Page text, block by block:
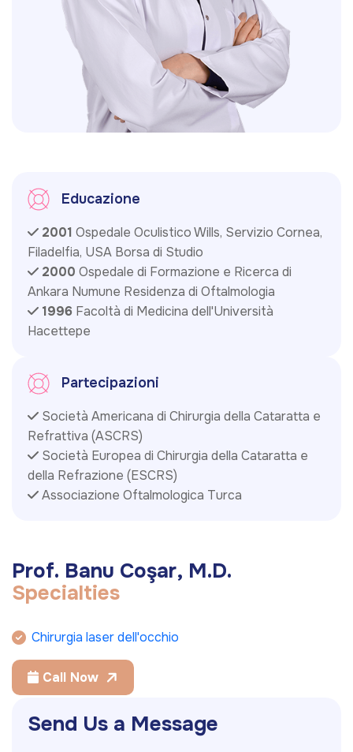
Educazione
2001 Ospedale Oculistico Wills, Servizio Cornea,
Filadelfia, USA Borsa di Studio
2000 Ospedale di Formazione e Ricerca di
Ankara Numune Residenza di Oftalmologia
1996 Facoltà di Medicina dell'Università
Hacettepe
Partecipazioni
Società Americana di Chirurgia della Cataratta e
Refrattiva (ASCRS)
Società Europea di Chirurgia della Cataratta e
della Refrazione (ESCRS)
Associazione Oftalmologica Turca
Prof. Banu Coşar, M.D.
Specialties
Chirurgia laser dell'occhio
Call Now
Send Us a Message